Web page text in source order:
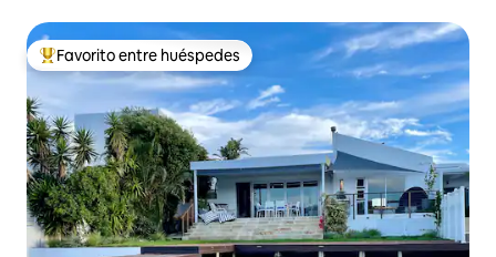
De los mejores en Favorito entre huéspedes
Favorito entre huéspedes